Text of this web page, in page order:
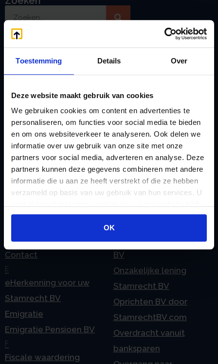
Toestemming Details Over
Deze website maakt gebruik van cookies
We gebruiken cookies om content en advertenties te
personaliseren, om functies voor social media te bieden
en om ons websiteverkeer te analyseren. Ook delen we
informatie over uw gebruik van onze site met onze
partners voor social media, adverteren en analyse. Deze
partners kunnen deze gegevens combineren met andere
informatie die u aan ze heeft verstrekt of die ze hebben
verzameld op basis van uw gebruik van hun services. U
gebruiken.
OK
Handige links
Afkoop Stamrecht
doorgeven
rekeningnummer
Checklist IB 2023 (PDF)
Checklist IB 2023 (Word)
Checklist IB 2024 (PDF)
Checklist IB 2024 (Word)
Checklist IB 2025 (Word)
Contact
E
eHerkenning voor uw
Stamrecht BV
Emigratie
Emigratie Pensioen BV
F
Fiscale waardering
Jaarstukken opstellen
Lijfrente BV
Liquidatie Pensioen BV
Loonadministratie
verzorgen
M
Mogelijkheden
Stamrecht BV
ODV BV
Ontbinden Stamrecht
BV
Onzakelijke lening
Stamrecht BV
Oprichten BV door
StamrechtBV.com
Overdracht vanuit
banksparen